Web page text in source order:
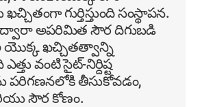
గుర్తిస్తుంది సంస్థాపన.
అపరిమిత సౌర దిగుబడి
యొక్క ఖచ్చితత్వాన్ని
వంటి సైట్-నిర్దిష్ట
పరిగణనలోకి తీసుకోవడం,
సౌర కోణం.